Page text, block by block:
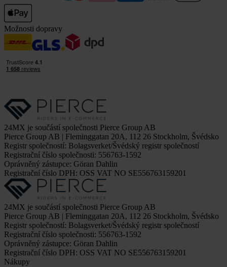
Možnosti dopravy
24MX je součástí společnosti Pierce Group AB
Pierce Group AB | Fleminggatan 20A, 112 26 Stockholm, Švédsko
Registr společností: Bolagsverket/Švédský registr společností
Registrační číslo společnosti: 556763-1592
Oprávněný zástupce: Göran Dahlin
Registrační číslo DPH: OSS VAT NO SE556763159201
24MX je součástí společnosti Pierce Group AB
Pierce Group AB | Fleminggatan 20A, 112 26 Stockholm, Švédsko
Registr společností: Bolagsverket/Švédský registr společností
Registrační číslo společnosti: 556763-1592
Oprávněný zástupce: Göran Dahlin
Registrační číslo DPH: OSS VAT NO SE556763159201
Nákupy